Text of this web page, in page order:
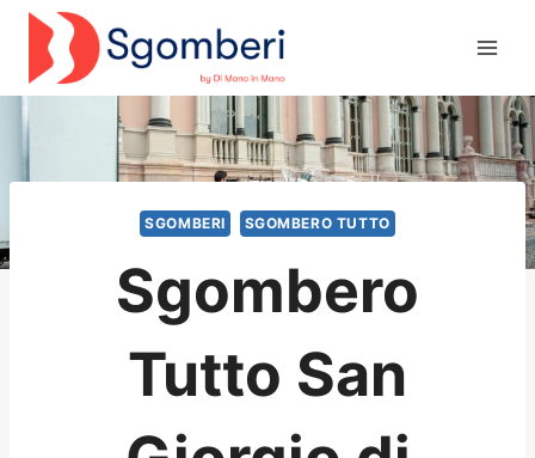
Salta
contenuto
SGOMBERI SGOMBERO TUTTO
Sgombero
Tutto San